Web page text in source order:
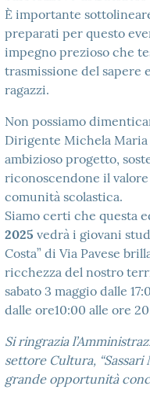
È importante
preparati per questo
impegno prezioso che
trasmissione del sapere
ragazzi.
Non possiamo
Dirigente Michela
ambizioso progetto,
riconoscendone il
comunità scolastica.
Siamo certi che questa
2025 vedrà i giovani
Costa” di Via Pavese
ricchezza del nostro
sabato 3 maggio dalle
dalle ore10:00 alle ore
Si ringrazia
settore Cultura,
grande opportunità